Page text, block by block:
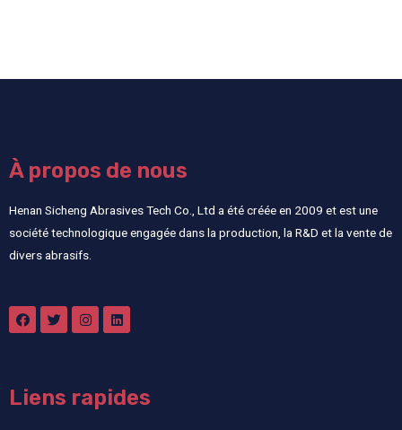
À propos de nous
Henan Sicheng Abrasives Tech Co., Ltd a été créée en 2009 et est une
société technologique engagée dans la production, la R&D et la vente de
divers abrasifs.
Liens rapides